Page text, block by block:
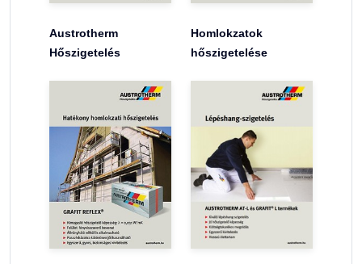
Austrotherm
Hőszigetelés
Homlokzatok
hőszigetelése